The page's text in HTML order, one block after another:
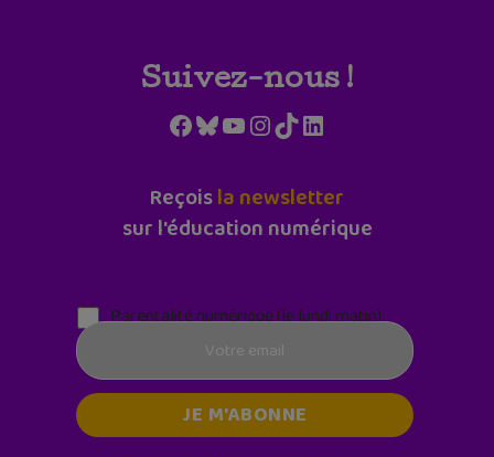
Suivez-nous !
Facebook
Bluesky
YouTube
Instagram
TikTokLinkedIn
Reçoisla newsletter
sur l'éducation numérique
Parentalité numérique (le lundi matin)